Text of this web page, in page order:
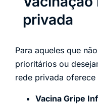
privada
Para aqueles que
prioritários ou
rede privada
Vacina Gripe